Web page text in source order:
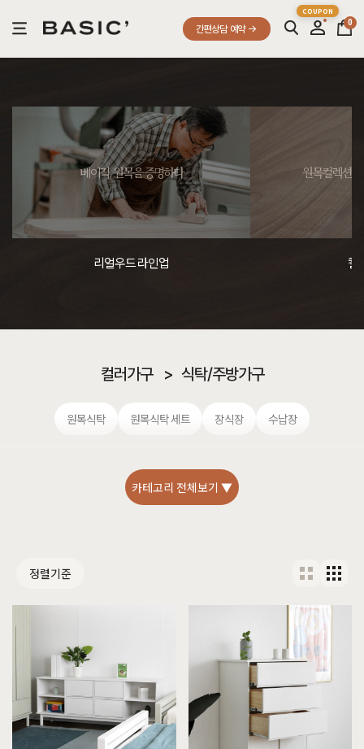
간편상담 예약
0
베이직, 원목을 증명하다
리얼우드 라인업
원목컬렉션,
컬
컬러가구 > 식탁/주방가구
원목식탁 원목식탁 세트 장식장 수납장
카테고리 전체보기 ▼
정렬기준